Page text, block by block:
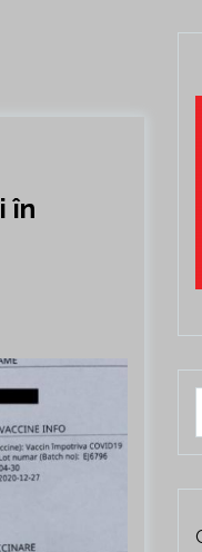
în